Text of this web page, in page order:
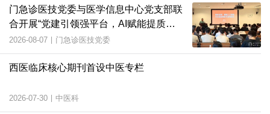
门急诊医技党委与医学信息中心党支部联
合开展“党建引领强平台，AI赋能提质
效”主题党日活动
2026-08-07 | 门急诊医技党委
西医临床核心期刊首设中医专栏
2026-07-30 | 中医科